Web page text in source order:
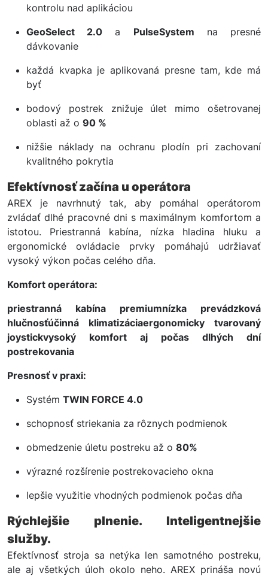
kontrolu nad aplikáciou
GeoSelect 2.0 a PulseSystem na presné
dávkovanie
každá kvapka je aplikovaná presne tam, kde má
byť
bodový postrek znižuje úlet mimo ošetrovanej
oblasti až o 90 %
nižšie náklady na ochranu plodín pri zachovaní
kvalitného pokrytia
Efektívnosť začína u operátora
AREX je navrhnutý tak, aby pomáhal operátorom
zvládať dlhé pracovné dni s maximálnym komfortom a
istotou. Priestranná kabína, nízka hladina hluku a
ergonomické ovládacie prvky pomáhajú udržiavať
vysoký výkon počas celého dňa.
Komfort operátora:
priestranná kabína premiumnízka prevádzková
hlučnosťúčinná klimatizáciaergonomicky tvarovaný
joystickvysoký komfort aj počas dlhých dní
postrekovania
Presnosť v praxi:
Systém TWIN FORCE 4.0
schopnosť striekania za rôznych podmienok
obmedzenie úletu postreku až o 80%
výrazné rozšírenie postrekovacieho okna
lepšie využitie vhodných podmienok počas dňa
Rýchlejšie plnenie. Inteligentnejšie
služby.
Efektívnosť stroja sa netýka len samotného postreku,
ale aj všetkých úloh okolo neho. AREX prináša novú